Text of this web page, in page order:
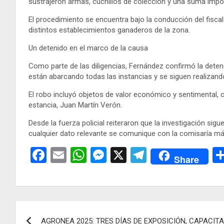
El procedimiento se encuentra bajo la conducción del
distintos establecimientos ganaderos de la zona.
Un detenido en el marco de la causa
Como parte de las diligencias, Fernández confirmó la
están abarcando todas las instancias y se siguen
El robo incluyó objetos de valor económico y sentimental,
estancia, Juan Martín Verón.
Desde la fuerza policial reiteraron que la investigación
cualquier dato relevante se comunique con la comisaría
F
ce
o
E
ail
W
at
A
M
se
g
X
T
el
e
a
Share
AGRONEA 2025: TRES DÍAS DE EXPOSICIÓN,